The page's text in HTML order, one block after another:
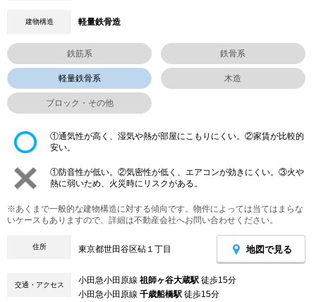
建物構造 軽量鉄骨造
鉄筋系 鉄骨系
軽量鉄骨系 木造
ブロック・その他
①通気性が高く、湿気や熱が部屋にこもりにくい。②家賃が比較的
安い。
①防音性が低い。②気密性が低く、エアコンが効きにくい。③火や
熱に弱いため、火災時にリスクがある。
※あくまで一般的な建物構造に対する傾向です。物件によっては当てはまらな
いケースもありますので、詳細は不動産会社へお問い合わせください。
住所 東京都世田谷区砧１丁目 地図で見る
交通・アクセス 小田急小田原線 祖師ヶ谷大蔵駅 徒歩15分
小田急小田原線 千歳船橋駅 徒歩15分